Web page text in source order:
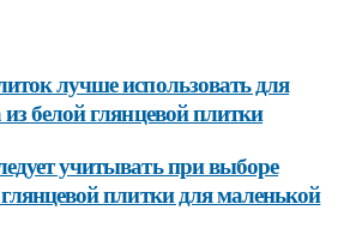
лучше использовать для
белой глянцевой плитки
учитывать при выборе
плитки для маленькой